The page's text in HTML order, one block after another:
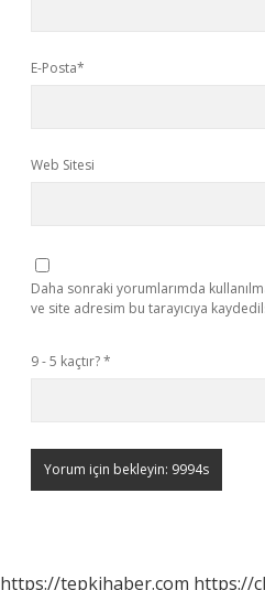
E-Posta*
Web Sitesi
Daha sonraki yorumlarımda
ve site adresim bu tarayıcıya
9 - 5 kaçtır?*
https://tepkihaber.com https://